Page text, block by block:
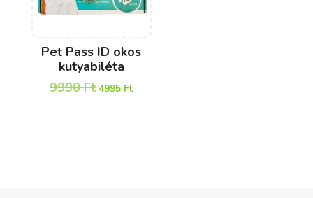
Pet Pass ID okos
kutyabiléta
9990Ft 4995 Ft